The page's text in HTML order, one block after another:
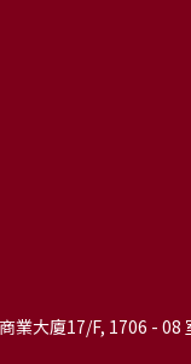
業大廈17/F, 1706 - 08